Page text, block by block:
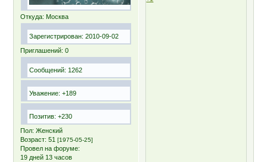
Откуда: Москва
Зарегистрирован: 2010-09-02
Приглашений: 0
Сообщений: 1262
Уважение: +189
Позитив: +230
Пол: Женский
Возраст: 51[1975-05-25]
Провел на форуме:
19 дней 13 часов